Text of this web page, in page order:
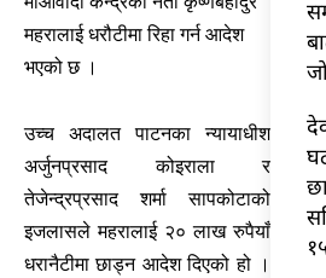
महरालाई धरौटीमा रिहा गर्न आदेश
भएको छ ।
उच्च अदालत पाटनका न्यायाधीश
अर्जुनप्रसाद कोइराला र
तेजेन्द्रप्रसाद शर्मा सापकोटाको
इजलासले महरालाई २० लाख रुपैयाँ
धरानैटीमा छाड्न आदेश दिएको हो ।